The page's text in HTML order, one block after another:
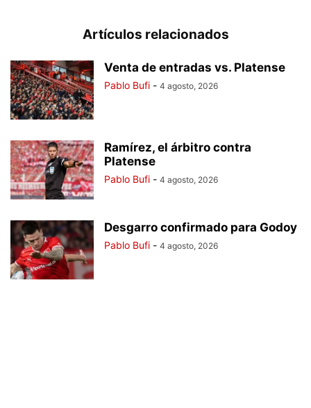
Artículos relacionados
Venta de entradas vs. Platense
Pablo Bufi - 4 agosto, 2026
Ramírez, el árbitro contra
Platense
Pablo Bufi - 4 agosto, 2026
Desgarro confirmado para Godoy
Pablo Bufi - 4 agosto, 2026